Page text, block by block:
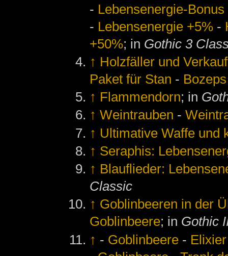
- Lebensenergie-Bonus
- Lebensenergie +5% -
+50%; in Gothic 3
↑ Holzfäller und
Paket für Stan -
↑ Flammendorn; in
↑ Weintrauben -
↑ Ultimative Waffe und
↑ Seraphis:
↑ Blauflieder:
Classic
↑ Goblinbeeren in der
Goblinbeere; in Gothic
↑ - Goblinbeere -